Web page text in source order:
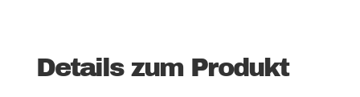
Details zum Produkt